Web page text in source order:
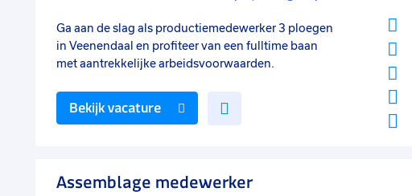
Ga aan de slag als productiemedewerker 3 ploegen
in Veenendaal en profiteer van een fulltime baan
met aantrekkelijke arbeidsvoorwaarden.
Bekijk vacature
Assemblage medewerker